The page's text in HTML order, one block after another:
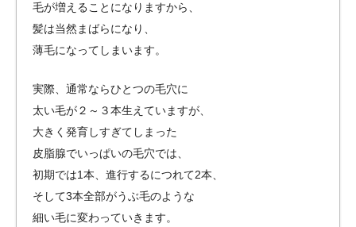
毛が増えることになりますから、
髪は当然まばらになり、
薄毛になってしまいます。
実際、通常ならひとつの毛穴に
太い毛が２～３本生えていますが、
大きく発育しすぎてしまった
皮脂腺でいっぱいの毛穴では、
初期では1本、進行するにつれて2本、
そして3本全部がうぶ毛のような
細い毛に変わっていきます。